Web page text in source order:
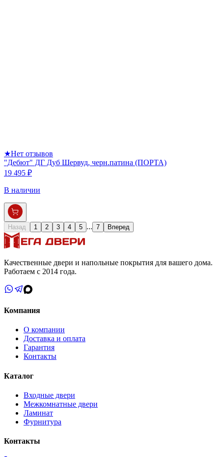
★Нет отзывов
"Дебют" ДГ Дуб Шервуд, черн.патина (ПОРТА)
19 495 ₽
В наличии
Назад 1 2 3 4 5 ... 7 Вперед
Качественные двери и напольные покрытия для вашего дома.
Работаем с 2014 года.
Компания
О компании
Доставка и оплата
Гарантия
Контакты
Каталог
Входные двери
Межкомнатные двери
Ламинат
Фурнитура
Контакты